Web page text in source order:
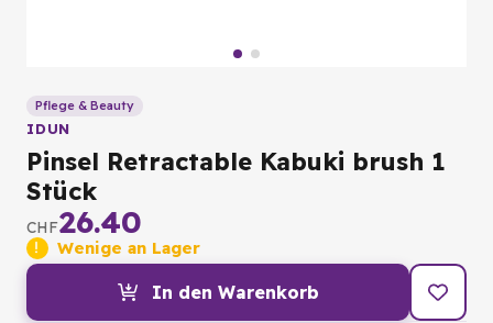
Pflege & Beauty
IDUN
Pinsel Retractable Kabuki brush 1
Stück
CHF26.40
Wenige an Lager
In den Warenkorb